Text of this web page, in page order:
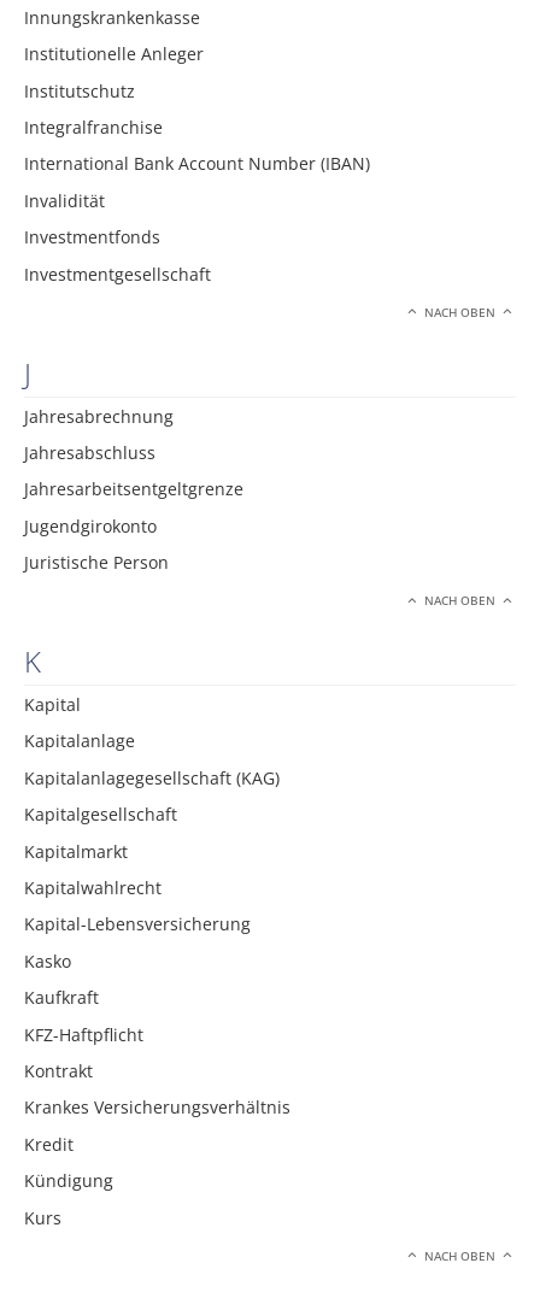
Innungskrankenkasse
Institutionelle Anleger
Institutschutz
Integralfranchise
International Bank Account Number (IBAN)
Invalidität
Investmentfonds
Investmentgesellschaft
NACH OBEN
J
Jahresabrechnung
Jahresabschluss
Jahresarbeitsentgeltgrenze
Jugendgirokonto
Juristische Person
NACH OBEN
K
Kapital
Kapitalanlage
Kapitalanlagegesellschaft (KAG)
Kapitalgesellschaft
Kapitalmarkt
Kapitalwahlrecht
Kapital-Lebensversicherung
Kasko
Kaufkraft
KFZ-Haftpflicht
Kontrakt
Krankes Versicherungsverhältnis
Kredit
Kündigung
Kurs
NACH OBEN